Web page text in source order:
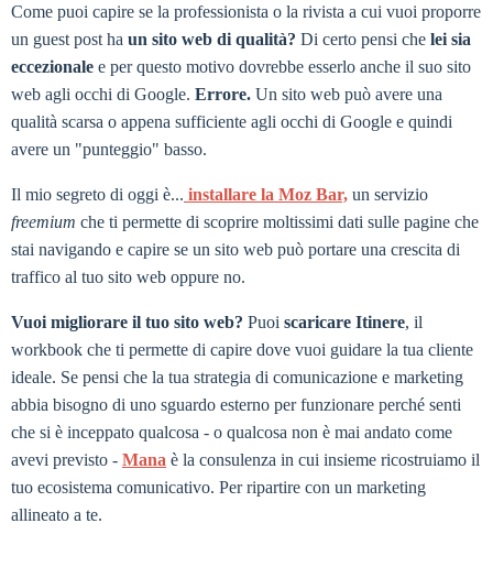
Come puoi capire se la professionista o la rivista a cui vuoi proporre
un guest post ha un sito web di qualità? Di certo pensi che lei sia
eccezionale e per questo motivo dovrebbe esserlo anche il suo sito
web agli occhi di Google. Errore. Un sito web può avere una
qualità scarsa o appena sufficiente agli occhi di Google e quindi
avere un "punteggio" basso.
Il mio segreto di oggi è... installare la Moz Bar, un servizio
freemium che ti permette di scoprire moltissimi dati sulle pagine che
stai navigando e capire se un sito web può portare una crescita di
traffico al tuo sito web oppure no.
Vuoi migliorare il tuo sito web? Puoi scaricare Itinere, il
workbook che ti permette di capire dove vuoi guidare la tua cliente
ideale. Se pensi che la tua strategia di comunicazione e marketing
abbia bisogno di uno sguardo esterno per funzionare perché senti
che si è inceppato qualcosa - o qualcosa non è mai andato come
avevi previsto - Mana è la consulenza in cui insieme ricostruiamo il
tuo ecosistema comunicativo. Per ripartire con un marketing
allineato a te.